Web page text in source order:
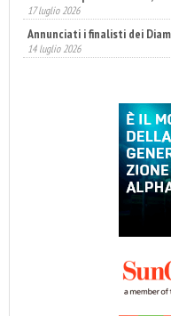
17 luglio 2026
Annunciati i finalisti dei
14 luglio 2026